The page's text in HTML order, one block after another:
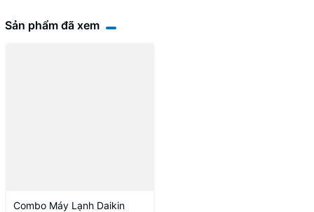
Sản phẩm đã xem
Combo Máy Lạnh Daikin